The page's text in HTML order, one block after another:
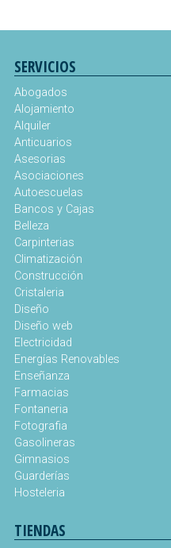
SERVICIOS
Abogados
Alojamiento
Alquiler
Anticuarios
Asesorias
Asociaciones
Autoescuelas
Bancos y Cajas
Belleza
Carpinterias
Climatización
Construcción
Cristaleria
Diseño
Diseño web
Electricidad
Energías Renovables
Enseñanza
Farmacias
Fontaneria
Fotografia
Gasolineras
Gimnasios
Guarderías
Hosteleria
TIENDAS